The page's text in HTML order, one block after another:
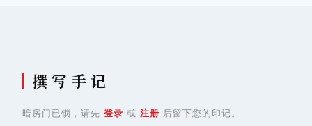
撰 写 手 记
暗房门已锁，请先 登录 或 注册 后留下您的印记。